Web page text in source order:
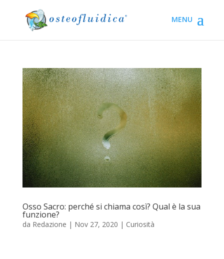
Osso Sacro: perché si chiama così? Qual è la sua
funzione?
da Redazione | Nov 27, 2020 | Curiosità